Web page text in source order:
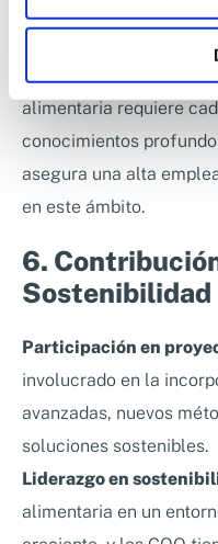
Alta demanda de
alimentaria requiere
conocimientos
asegura una alta
en este ámbito.
6.
Sostenibilidad
Participación en
involucrado en la
avanzadas, nuevos
soluciones sostenibles.
Liderazgo en
alimentaria en un